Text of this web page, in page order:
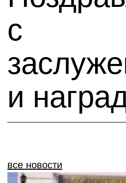
с
и
все новости